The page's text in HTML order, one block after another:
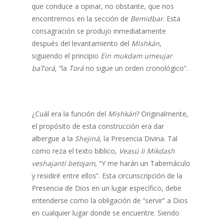
que conduce a opinar, no obstante, que nos
encontremos en la sección de Bemidbar. Esta
consagración se produjo inmediatamente
después del levantamiento del Mishkán,
siguiendo el principio Ein mukdam umeujar
baTorá, “la Toráno sigue un orden cronológico”.
¿Cuál era la función del Mishkán? Originalmente,
el propósito de esta construcción era dar
albergue a la Shejiná, la Presencia Divina. Tal
como reza el texto bíblico, Veasú li Mikdash
veshajantí betojam, “Y me harán un Tabernáculo
y residiré entre ellos”. Esta circunscripción de la
Presencia de Dios en un lugar específico, debe
entenderse como la obligación de “servir” a Dios
en cualquier lugar donde se encuentre. Siendo